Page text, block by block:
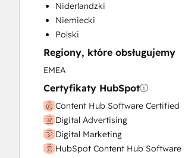
Niderlandzki
Niemiecki
Polski
Regiony, które obsługujemy
EMEA
Certyfikaty HubSpot
Content Hub Software Certified
Digital Advertising
Digital Marketing
HubSpot Content Hub Software